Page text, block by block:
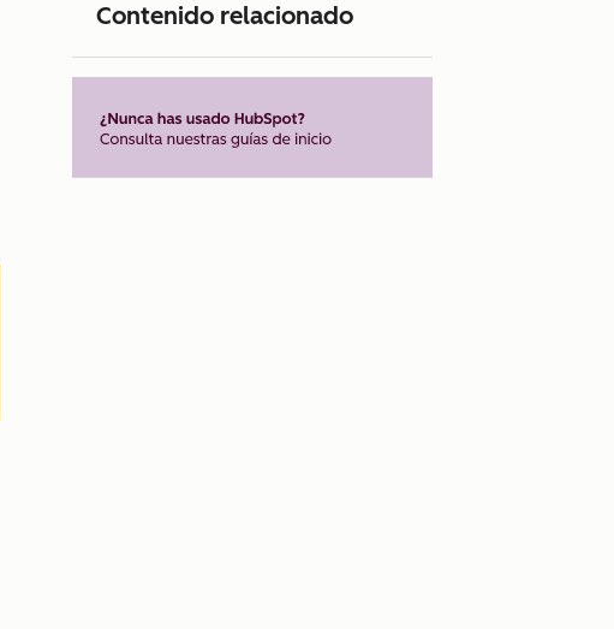
Contenido relacionado